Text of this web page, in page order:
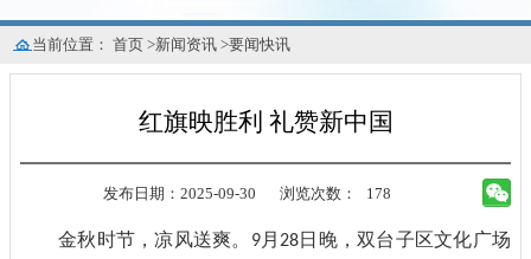
当前位置：首页 >新闻资讯 >要闻快讯
红旗映胜利 礼赞新中国
发布日期：2025-09-30 浏览次数： 178
金秋时节，凉风送爽。 9月 28日晚，双台子区文化广场